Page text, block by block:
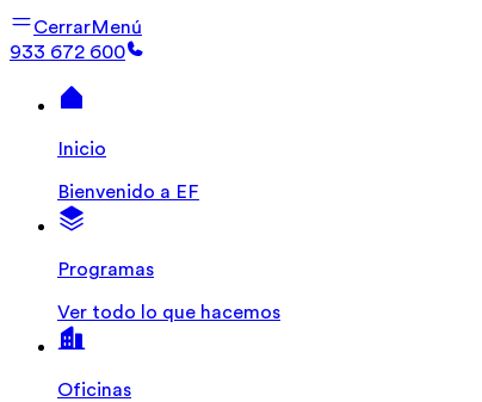
CerrarMenú
933 672 600
Inicio
Bienvenido a EF
Programas
Ver todo lo que hacemos
Oficinas